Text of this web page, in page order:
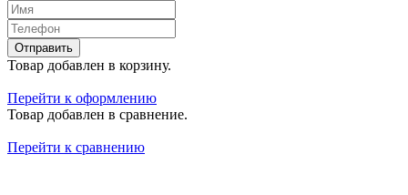
Отправить
Товар добавлен в корзину.
Перейти к оформлению
Товар добавлен в сравнение.
Перейти к сравнению